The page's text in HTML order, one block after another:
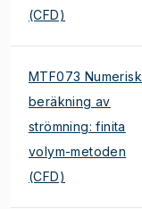
(CFD)
MTF073 Numerisk
beräkning av
strömning: finita
volym-metoden
(CFD)